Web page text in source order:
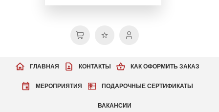
КАК ОФОРМИТЬ ЗАКАЗ
МЕРОПРИЯТИЯ ПОДАРОЧНЫЕ СЕРТИФИКАТЫ
ВАКАНСИИ
ГЛАВНАЯ КОНТАКТЫ